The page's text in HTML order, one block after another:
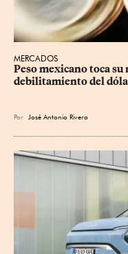
MERCADOS
Peso mexicano toca
debilitamiento del
Por José Antonio Rivera